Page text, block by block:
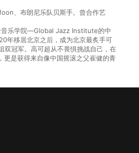
、布朗尼乐队贝斯手。曾合作艺
音乐学院—Global Jazz Institute的中
年移居北京之后，成为北京最炙手可
冠军。高可超从不畏惧挑战自己，在
更是获得来自像中国摇滚之父崔健的青